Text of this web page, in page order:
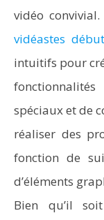
vidéo
vidéastes
intuitifs pour
spéciaux et de
réaliser des
fonction de
d’éléments
Bien qu’il